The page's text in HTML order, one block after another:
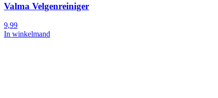
Valma Velgenreiniger
9,99
In winkelmand